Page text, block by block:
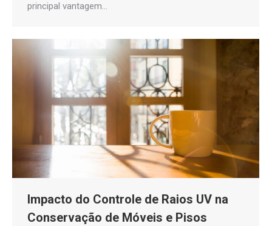
principal vantagem…
Impacto do Controle de Raios UV na
Conservação de Móveis e Pisos